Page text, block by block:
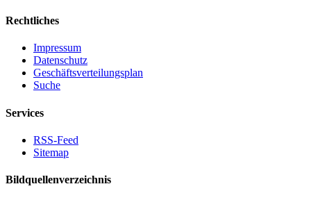
Rechtliches
Impressum
Datenschutz
Geschäftsverteilungsplan
Suche
Services
RSS-Feed
Sitemap
Bildquellenverzeichnis